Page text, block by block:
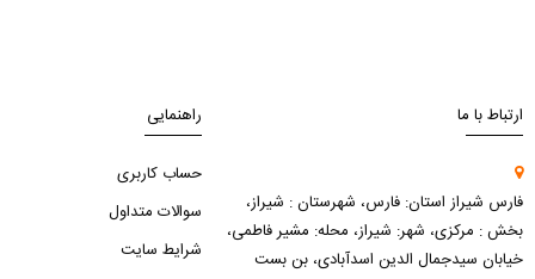
ارتباط با ما
فارس شیراز استان: فارس، شهرستان : شیراز،
بخش : مرکزی، شهر: شیراز، محله: مشیر فاطمی،
خیابان سیدجمال الدین اسدآبادی، بن بست
راهنمایی
حساب کاربری
سوالات متداول
شرایط سایت